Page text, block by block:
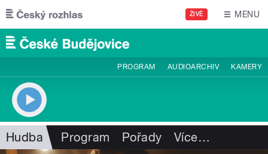
Přejít k hlavnímu obsahu
ŽIVĚ MENU
PROGRAM AUDIOARCHIV KAMERY
Hudba Program Pořady Více…